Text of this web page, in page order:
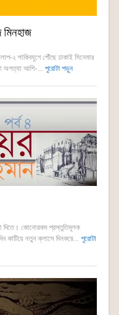
২ শাকিবযুগে পৌঁছে ঢাকাই সিনেমার
অগত্যা আশি-... পুরোটা পড়ুন
দিতে। কোনোরকম প্রস্তুতিমূলক
কাটিয়ে নতুন ক্লাসে দিনকয়ে... পুরোটা